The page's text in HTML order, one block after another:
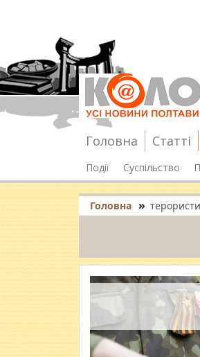
Головна Статті
Події Суспільство
Головна » терористи